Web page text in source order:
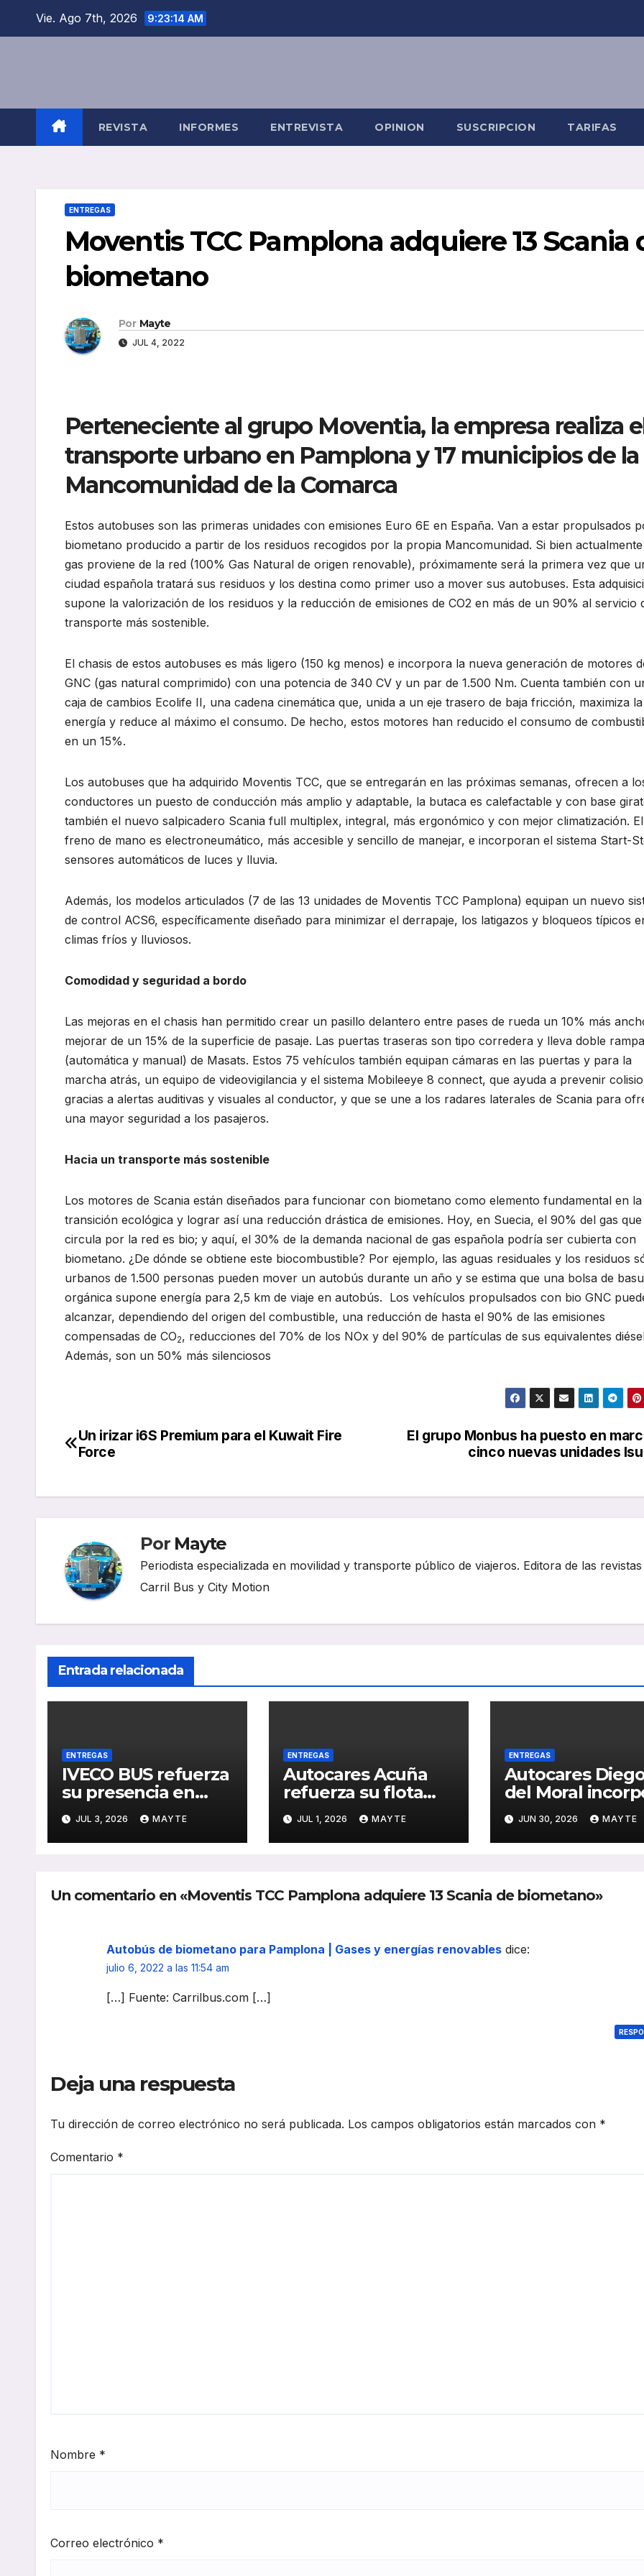
Vie. Ago 7th, 2026 9:23:15 AM
REVISTA INFORMES ENTREVISTA OPINION SUSCRIPCION TARIFAS
ENTREGAS
Moventis TCC Pamplona adquiere 13 Scania
biometano
Por Mayte
JUL 4, 2022
Perteneciente al grupo Moventia, la empresa realiza
transporte urbano en Pamplona y 17 municipios de la
Mancomunidad de la Comarca
Estos autobuses son las primeras unidades con emisiones Euro 6E en España. Van a estar propulsados
biometano producido a partir de los residuos recogidos por la propia Mancomunidad. Si bien
gas proviene de la red (100% Gas Natural de origen renovable), próximamente será la primera vez que
ciudad española tratará sus residuos y los destina como primer uso a mover sus autobuses. Esta
supone la valorización de los residuos y la reducción de emisiones de CO2 en más de un 90% al servicio
transporte más sostenible.
El chasis de estos autobuses es más ligero (150 kg menos) e incorpora la nueva generación de motores
GNC (gas natural comprimido) con una potencia de 340 CV y un par de 1.500 Nm. Cuenta también con
caja de cambios Ecolife II, una cadena cinemática que, unida a un eje trasero de baja fricción, maximiza la
energía y reduce al máximo el consumo. De hecho, estos motores han reducido el consumo de
en un 15%.
Los autobuses que ha adquirido Moventis TCC, que se entregarán en las próximas semanas, ofrecen a
conductores un puesto de conducción más amplio y adaptable, la butaca es calefactable y con base
también el nuevo salpicadero Scania full multiplex, integral, más ergonómico y con mejor climatización. El
freno de mano es electroneumático, más accesible y sencillo de manejar, e incorporan el sistema Start-
sensores automáticos de luces y lluvia.
Además, los modelos articulados (7 de las 13 unidades de Moventis TCC Pamplona) equipan un nuevo
de control ACS6, específicamente diseñado para minimizar el derrapaje, los latigazos y bloqueos típicos
climas fríos y lluviosos.
Comodidad y seguridad a bordo
Las mejoras en el chasis han permitido crear un pasillo delantero entre pases de rueda un 10% más
mejorar de un 15% de la superficie de pasaje. Las puertas traseras son tipo corredera y lleva doble rampa
(automática y manual) de Masats. Estos 75 vehículos también equipan cámaras en las puertas y para la
marcha atrás, un equipo de videovigilancia y el sistema Mobileeye 8 connect, que ayuda a prevenir
gracias a alertas auditivas y visuales al conductor, y que se une a los radares laterales de Scania para
una mayor seguridad a los pasajeros.
Hacia un transporte más sostenible
Los motores de Scania están diseñados para funcionar con biometano como elemento fundamental en la
transición ecológica y lograr así una reducción drástica de emisiones. Hoy, en Suecia, el 90% del gas que
circula por la red es bio; y aquí, el 30% de la demanda nacional de gas española podría ser cubierta con
biometano. ¿De dónde se obtiene este biocombustible? Por ejemplo, las aguas residuales y los residuos
urbanos de 1.500 personas pueden mover un autobús durante un año y se estima que una bolsa de
orgánica supone energía para 2,5 km de viaje en autobús. Los vehículos propulsados con bio GNC
alcanzar, dependiendo del origen del combustible, una reducción de hasta el 90% de las emisiones
compensadas de CO2, reducciones del 70% de los NOx y del 90% de partículas de sus equivalentes
Además, son un 50% más silenciosos
Navegación
entradas
El grupo Monbus ha puesto en
cinco nuevas unidades
Un irizar i6S Premium para el Kuwait Fire
Force
Por Mayte
Periodista especializada en movilidad y transporte público de viajeros. Editora de las revistas
Carril Bus y City Motion
Entrada relacionada
ENTREGAS
IVECO BUS refuerza
su presencia en
Turquía con un
pedido de 20
autobuses
JUL 3, 2026 MAYTE
ENTREGAS
Autocares Acuña
refuerza su flota
con un nuevo
chasis Mercedes-
Benz de última
JUL 1, 2026 MAYTE
ENTREGAS
Autocares
del Moral
dos nuevas
unidades King
C10 Hi-Tech para
JUN 30, 2026 MAYTE
Un comentario en «Moventis TCC Pamplona adquiere 13 Scania de biometano»
Autobús de biometano para Pamplona | Gases y energías renovables dice:
julio 6, 2022 a las 11:54 am
[…] Fuente: Carrilbus.com […]
Deja una respuesta
Tu dirección de correo electrónico no será publicada. Los campos obligatorios están marcados con *
Comentario *
Nombre *
Correo electrónico *